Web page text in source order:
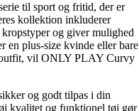
til sport og fritid, der er
kollektion inkluderer
og giver mulighed
en plus-size kvinde eller bare
vil ONLY PLAY Curvy
og godt tilpas i din
kvalitet og funktionel tøj gør